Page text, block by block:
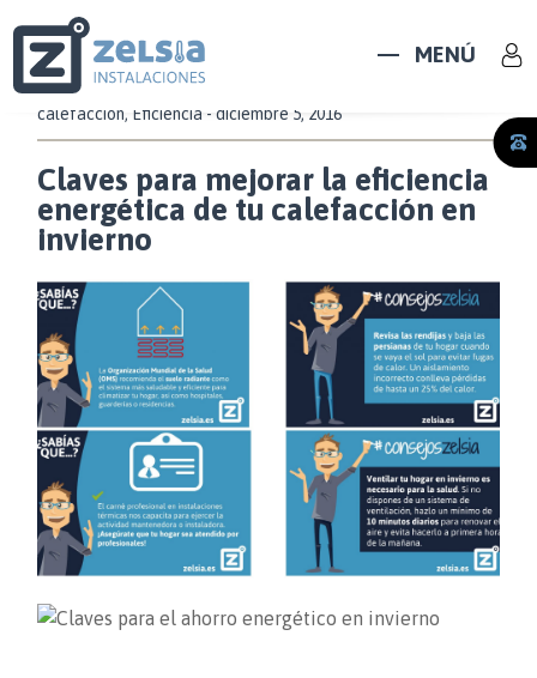
MENÚ
calefacción, Eficiencia - diciembre 5, 2016
Claves para mejorar la eficiencia
energética de tu calefacción en
invierno